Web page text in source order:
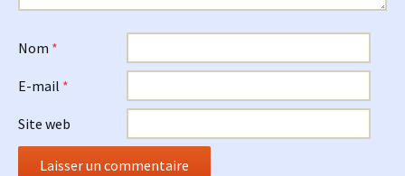
Nom *
E-mail *
Site web